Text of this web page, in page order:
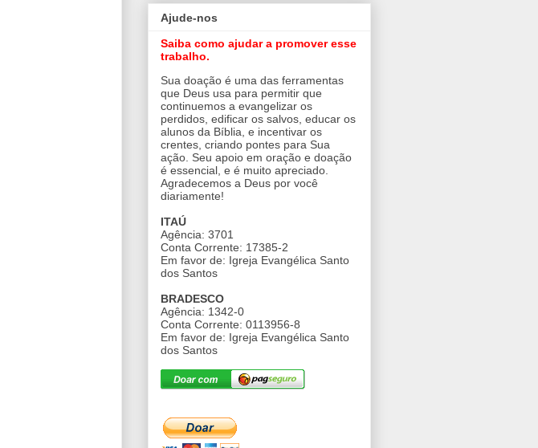
Ajude-nos
Saiba como ajudar a promover esse
trabalho.
Sua doação é uma das ferramentas
que Deus usa para permitir que
continuemos a evangelizar os
perdidos, edificar os salvos, educar os
alunos da Bíblia, e incentivar os
crentes, criando pontes para Sua
ação. Seu apoio em oração e doação
é essencial, e é muito apreciado.
Agradecemos a Deus por você
diariamente!
ITAÚ
Agência: 3701
Conta Corrente: 17385-2
Em favor de: Igreja Evangélica Santo
dos Santos
BRADESCO
Agência: 1342-0
Conta Corrente: 0113956-8
Em favor de: Igreja Evangélica Santo
dos Santos